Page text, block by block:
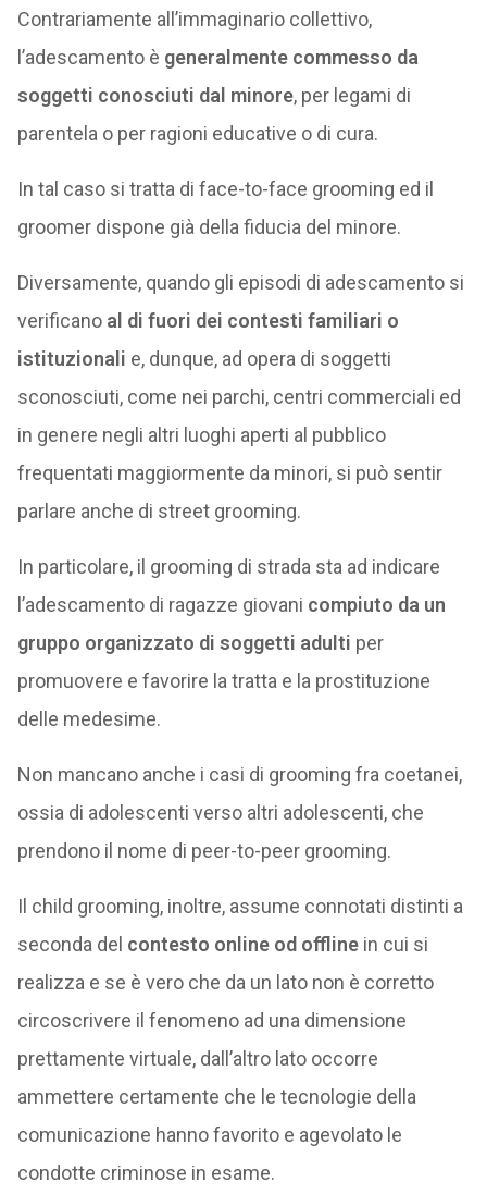
Contrariamente all’immaginario collettivo,
l’adescamento è generalmente commesso da
soggetti conosciuti dal minore, per legami di
parentela o per ragioni educative o di cura.
In tal caso si tratta di face-to-face grooming ed il
groomer dispone già della fiducia del minore.
Diversamente, quando gli episodi di adescamento si
verificano al di fuori dei contesti familiari o
istituzionali e, dunque, ad opera di soggetti
sconosciuti, come nei parchi, centri commerciali ed
in genere negli altri luoghi aperti al pubblico
frequentati maggiormente da minori, si può sentir
parlare anche di street grooming.
In particolare, il grooming di strada sta ad indicare
l’adescamento di ragazze giovani compiuto da un
gruppo organizzato di soggetti adulti per
promuovere e favorire la tratta e la prostituzione
delle medesime.
Non mancano anche i casi di grooming fra coetanei,
ossia di adolescenti verso altri adolescenti, che
prendono il nome di peer-to-peer grooming.
Il child grooming, inoltre, assume connotati distinti a
seconda del contesto online od offlinein cui si
realizza e se è vero che da un lato non è corretto
circoscrivere il fenomeno ad una dimensione
prettamente virtuale, dall’altro lato occorre
ammettere certamente che le tecnologie della
comunicazione hanno favorito e agevolato le
condotte criminose in esame.